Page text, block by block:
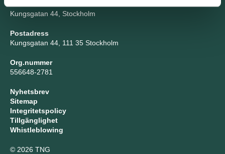
Kungsgatan 44, Stockholm
Postadress
Kungsgatan 44, 111 35 Stockholm
Org.nummer
556648-2781
Nyhetsbrev
Sitemap
Integritetspolicy
Tillgänglighet
Whistleblowing
© 2026 TNG